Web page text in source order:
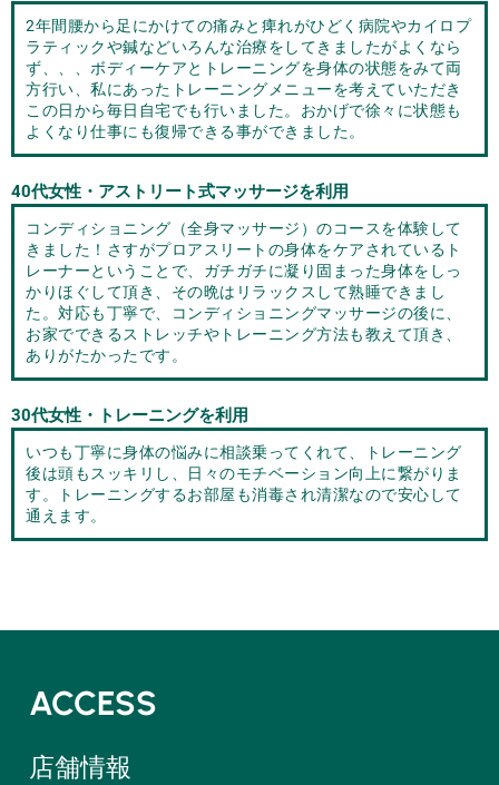
2年間腰から足にかけての痛みと痺れがひどく病院やカイロプ
ラティックや鍼などいろんな治療をしてきましたがよくなら
ず、、、ボディーケアとトレーニングを身体の状態をみて両
方行い、私にあったトレーニングメニューを考えていただき
この日から毎日自宅でも行いました。おかげで徐々に状態も
よくなり仕事にも復帰できる事ができました。
40代女性・アストリート式マッサージを利用
コンディショニング（全身マッサージ）のコースを体験して
きました！さすがプロアスリートの身体をケアされているト
レーナーということで、ガチガチに凝り固まった身体をしっ
かりほぐして頂き、その晩はリラックスして熟睡できまし
た。対応も丁寧で、コンディショニングマッサージの後に、
お家でできるストレッチやトレーニング方法も教えて頂き、
ありがたかったです。
30代女性・トレーニングを利用
いつも丁寧に身体の悩みに相談乗ってくれて、トレーニング
後は頭もスッキリし、日々のモチベーション向上に繋がりま
す。トレーニングするお部屋も消毒され清潔なので安心して
通えます。
ACCESS
店舗情報